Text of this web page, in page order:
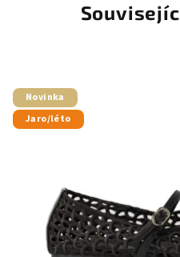
Novinka
Jaro/léto